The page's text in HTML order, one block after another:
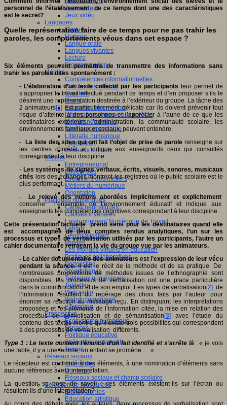
Jeux sérieux
Jeux vidéo
Langages
Ecriture
Humour
Langue orale
Langues vivantes
Lecture
Programmation
Médias
Compétences informationnelles
Culture des médias
Curation
Droits
Education aux médias
Information et nouveaux médias
Identité numérique
Internet responsable
Littératie numérique
Publication
Réseaux sociaux
Métiers
Entrepreneuriat
Entreprises
Evolutions des métiers
Métiers du numérique
Orientation
Pratiques numériques
Cartes heuristiques
Classes inversées
Environnement Numérique de Travail
Fablab
Géolocalisation
Images
Les mondes virtuels en éducation
Pratiques collaboratives
Podcasting
Smartphones
Tableaux numériques
Tablettes
Web radio
Webdocumentaire
eTwinning
Prospective
Ecosystème numérique
Espaces
Politique éducative
Scénarios prospectifs
Temps
Réseaux sociaux
Algorithme
Données
Réseaux sociaux et champ scolaire
Sélection de ressources
Bibliographies
Education artistique
personnel de l’établissement de ce temps dont une des caractéristiques
est le secret?
Quelle représentation faire de ce temps pour ne pas trahir les
paroles, les comportements vécus dans cet espace ?
Six éléments peuvent permettre de transmettre des informations sans
trahir les paroles dites spontanément :
- L’élaboration d’un texte collectif par les participants leur permet de
s’approprier le travail effectué pendant ce temps et d’en proposer s’ils le
désirent une représentation destinée à l’extérieur du groupe. La tâche des
2 animateurs[1] est particulièrement délicate car ils doivent prévenir tout
risque d’atteinte à des personnes et l’apprécier à l’aune de ce que les
destinataires extérieurs, l’administration, la communauté scolaire, les
environnements familiaux et sociaux, peuvent entendre.
-
La liste des sites qui ont fait l’objet de prise de parole renseigne sur
les centres d’intérêt et indique aux enseignants ceux qui consultés
correspondent à leur discipline.
- Les systèmes de signes verbaux, écrits, visuels, sonores, musicaux
cités lors des échanges montrent les registres où le public scolaire est le
plus performant.
-
Le relevé des notions abordées implicitement et explicitement
concerne l’ensemble de l’environnement éducatif et indique aux
enseignants les compétences cognitives correspondant à leur discipline. .
Cette présentation factuelle prend sens pour les destinataires quand elle
est accompagnée de deux comptes rendus analytiques, l’un sur les
processus et types de verbalisation utilisés par les participants, l’autre un
cahier documentaire retraçant la vie du groupe vue par les animateurs.
- Le cahier documentaire des animateurs est l’expression de leur vécu
pendant la séance.Il est le récit de la méthode et de sa pratique. De
nombreuses propositions de méthodes issues de l’ethnographie sont
disponibles, les processus de verbalisation ont une place particulière
dans la communication et de son emploi. Les types de verbalisation [2] de
l’information résultent du repérage des choix faits par l’auteur pour
énoncer sa réaction au message reçu. En distinguant les interprétations
proposées et les éléments de l’information citée, la mise en relation des
processus de sémiotisation et de sémantisation [3] avec l’étude du
contenu des textes montre qu’il existe trois possibilités qui correspondent
à des processus de verbalisation différents.
Type 1 : Le texte contient l’énoncé d’un fait identifié et s’arrête là : « je vois
une table, il y a une femme, un enfant se promène…. »
Le récepteur est confronté à des éléments, à une nomination d’éléments sans
aucune référence à leur interprétation.
La question se pose de savoir : ces éléments existent-ils sur l’écran ou
résultent-ils d’une interprétation?